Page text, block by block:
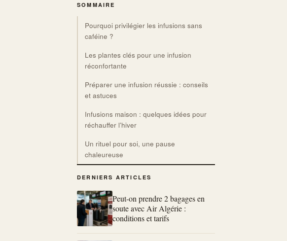
SOMMAIRE
Pourquoi privilégier les infusions sans
caféine ?
Les plantes clés pour une infusion
réconfortante
Préparer une infusion réussie : conseils
et astuces
Infusions maison : quelques idées pour
réchauffer l’hiver
Un rituel pour soi, une pause
chaleureuse
DERNIERS ARTICLES
Peut-on prendre 2 bagages en
soute avec Air Algérie :
conditions et tarifs